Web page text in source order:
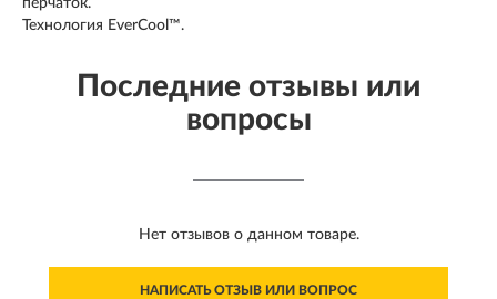
перчаток.
Технология EverCool™.
Последние отзывы или
вопросы
Нет отзывов о данном товаре.
НАПИСАТЬ ОТЗЫВ ИЛИ ВОПРОС